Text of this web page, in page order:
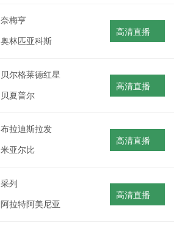
奈梅亨
奥林匹亚科斯
高清直播
贝尔格莱德红星
贝夏普尔
高清直播
布拉迪斯拉发
米亚尔比
高清直播
采列
阿拉特阿美尼亚
高清直播